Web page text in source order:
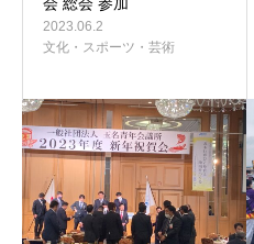
2023.06.2
文化・スポーツ・芸術